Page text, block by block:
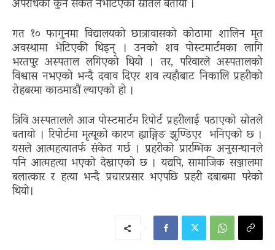
अपराधका कुनै संकेत नभेटिएको स्रोतले बतायो ।
गत १० फागुनमा विद्यालयको छात्रावासको कोठामा शालिन मृत
अवस्थामा भेटिएकी थिइन् । उनको शव पोस्टमार्टमका लागि
भरतपुर अस्पताल लगिएको थियो । तर, परिवारले अस्पतालको
विश्वास नभएको भन्दै दवाव दिएर शव त्यहाँबाट निकालि प्रहरीको
रोहबरमा काठमाडौं ल्याएको हो ।
त्रिवि अस्पतालले आज पोस्टमार्टम रिपोर्ट प्रहरीलाई पठाएको स्रोतले
बतायो । रिपोर्टमा मृत्यूको कारण ह्याङ्गिङ झुण्डिएर भनिएको छ ।
यसले आत्महत्यातर्फ संकेत गर्छ । प्रहरीको प्रारम्भिक अनुसन्धानले
पनि आत्महत्या भएको देखाएको छ । यद्यपि, सामाजिक सञ्जालमा
बलात्कार र हत्या भन्दै प्रचारप्रसार भएपछि प्रहरी दबाबमा परेको
थियो।